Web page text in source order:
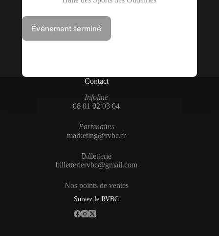
Contact
Infoline
06 01 02 03 04
Partenaires
marketing@rvbc.fr
Billetterie
billetteriervbc@gmail.com
Nos points de ventes
Suivez le RVBC